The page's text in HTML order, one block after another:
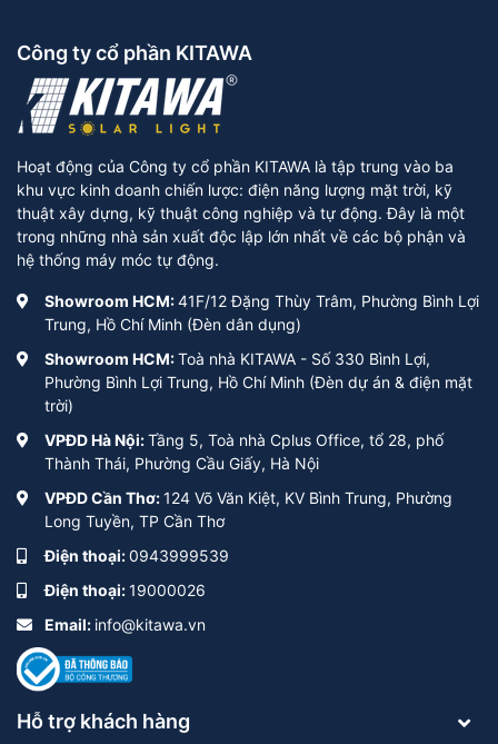
Công ty cổ phần KITAWA
Hoạt động của Công ty cổ phần KITAWA là tập trung vào ba
khu vực kinh doanh chiến lược: điện năng lượng mặt trời, kỹ
thuật xây dựng, kỹ thuật công nghiệp và tự động. Đây là một
trong những nhà sản xuất độc lập lớn nhất về các bộ phận và
hệ thống máy móc tự động.
Showroom HCM:41F/12 Đặng Thùy Trâm, Phường Bình Lợi
Trung, Hồ Chí Minh (Đèn dân dụng)
Showroom HCM:Toà nhà KITAWA - Số 330 Bình Lợi,
Phường Bình Lợi Trung, Hồ Chí Minh (Đèn dự án & điện mặt
trời)
VPĐD Hà Nội:Tầng 5, Toà nhà Cplus Office, tổ 28, phố
Thành Thái, Phường Cầu Giấy, Hà Nội
VPĐD Cần Thơ:124 Võ Văn Kiệt, KV Bình Trung, Phường
Long Tuyền, TP Cần Thơ
Điện thoại:0943999539
Điện thoại:19000026
Email: info@kitawa.vn
Hỗ trợ khách hàng